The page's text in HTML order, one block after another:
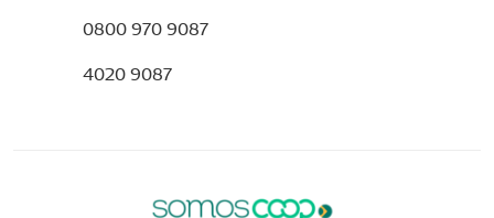
0800 970 9087
4020 9087